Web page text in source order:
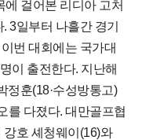
에 걸어본 리디아 고처
3일부터 나흘간 경기
번 대회에는 국가대
이 출전한다. 지난해
정훈(18·수성방통고)
를 다졌다. 대만골프협
강호 셰청웨이(16)와